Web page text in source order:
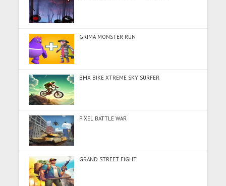
GRIMA MONSTER RUN
BMX BIKE XTREME SKY SURFER
PIXEL BATTLE WAR
GRAND STREET FIGHT